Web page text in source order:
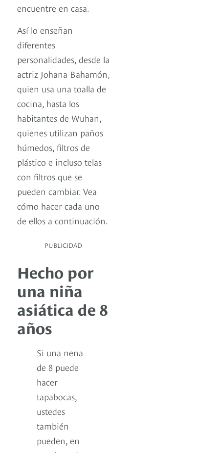
encuentre en casa.
Así lo enseñan
diferentes
personalidades, desde la
actriz Johana Bahamón,
quien usa una toalla de
cocina, hasta los
habitantes de Wuhan,
quienes utilizan paños
húmedos, filtros de
plástico e incluso telas
con filtros que se
pueden cambiar. Vea
cómo hacer cada uno
de ellos a continuación.
PUBLICIDAD
Hecho por
una niña
asiática de 8
años
Si una nena
de 8 puede
hacer
tapabocas,
ustedes
también
pueden, en